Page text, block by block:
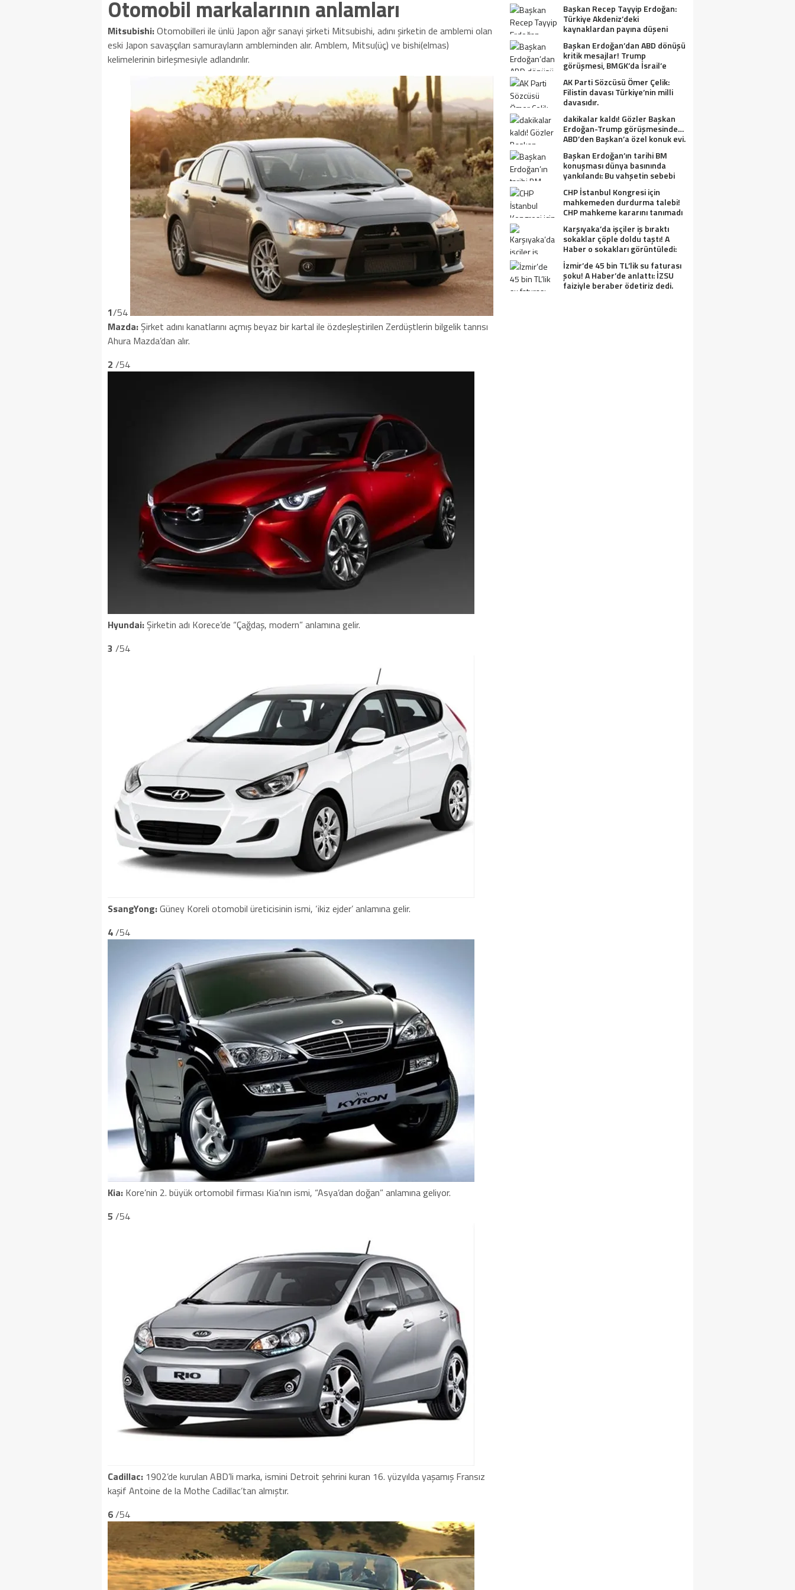
Otomobil markalarının anlamları
Mitsubishi:Otomobilleri ile ünlü Japon ağır sanayi şirketi Mitsubishi, adını şirketin de amblemi olan
eski Japon savaşçıları samurayların ambleminden alır. Amblem, Mitsu(üç) ve bishi(elmas)
kelimelerinin birleşmesiyle adlandırılır.
1/54
Mazda:Şirket adını kanatlarını açmış beyaz bir kartal ile özdeşleştirilen Zerdüştlerin bilgelik tanrısı
Ahura Mazda’dan alır.
2 /54
Hyundai:Şirketin adı Korece’de “Çağdaş, modern” anlamına gelir.
3 /54
SsangYong:Güney Koreli otomobil üreticisinin ismi, ‘ikiz ejder’ anlamına gelir.
4/54
Kia: Kore’nin 2. büyük ortomobil firması Kia’nın ismi, “Asya’dan doğan” anlamına geliyor.
5 /54
Cadillac: 1902’de kurulan ABD’li marka, ismini Detroit şehrini kuran 16. yüzyılda yaşamış Fransız
kaşif Antoine de la Mothe Cadillac’tan almıştır.
6/54
Başkan Recep Tayyip Erdoğan:
Türkiye Akdeniz’deki
kaynaklardan payına düşeni
Başkan Erdoğan’dan ABD dönüşü
kritik mesajlar! Trump
görüşmesi, BMGK’da İsrail’e
tepkiler, Gazze ve Filistin
meselesi….
AK Parti Sözcüsü Ömer Çelik:
Filistin davası Türkiye’nin milli
davasıdır.
dakikalar kaldı! Gözler Başkan
Erdoğan-Trump görüşmesinde…
ABD’den Başkan’a özel konuk evi.
Başkan Erdoğan’ın tarihi BM
konuşması dünya basınında
yankılandı: Bu vahşetin sebebi
olabilir mi?
CHP İstanbul Kongresi için
mahkemeden durdurma talebi!
CHP mahkeme kararını tanımadı
Karşıyaka’da işçiler iş bıraktı
sokaklar çöple doldu taştı! A
Haber o sokakları görüntüledi:
Fareler cirit atıyor
İzmir’de 45 bin TL’lik su faturası
şoku! A Haber’de anlattı: İZSU
faiziyle beraber ödetiriz dedi.